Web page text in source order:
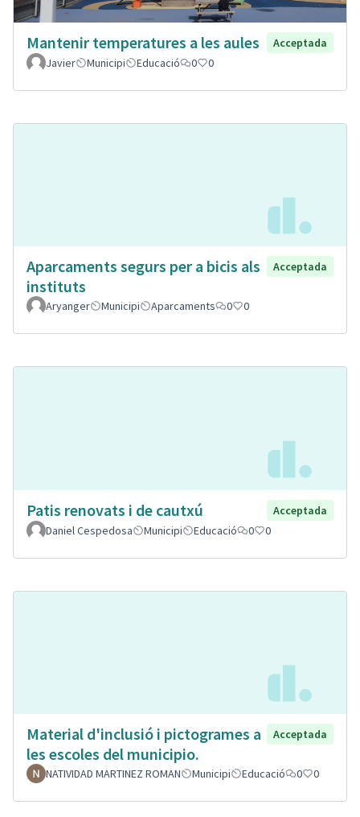
Mantenir temperatures a les aules
Acceptada
Javier
Municipi Educació 0 0
Aparcaments segurs per a bicis als
instituts
Acceptada
Aryanger Municipi Aparcaments 0 0
Patis renovats i de cautxú
Acceptada
Daniel Cespedosa
Municipi Educació 0 0
Material d'inclusió i pictogrames a
les escoles del municipio.
Acceptada
NATIVIDAD MARTINEZ ROMAN Municipi Educació 0 0